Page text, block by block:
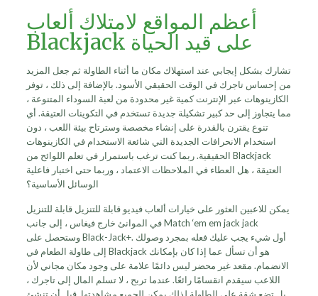
أعظم المواقع لامتلاك ألعاب
Blackjack على قيد الحياة
تشارك بشكل إيجابي عند استهلاك مكان ما أثناء الطاولة ثم جعل المزيد
من إحساس تاجرك في الوقت الحقيقي الأسود. بالإضافة إلى ذلك ، توفر
الكازينوهات عبر الإنترنت كمية غير محدودة من لعبة السوداء المتنوعة ،
مما يتجاوز إلى حد كبير تشكيلة جديدة تستخدم في التكوينات العتيقة. أي
تنوع يقترن بالقدرة على إنشاء مخصصة وسترتاح بيئة اللعب ، دون
استخدام الانحرافات الجديدة التي شائعة الاستخدام في الكازينوهات
الحقيقية. ربما كنت ترغب باستمرار في تعلم اللوائح من Blackjack
العتيقة ، هل العطاء في الملاحظات الاعتماد ، وربما حتى اختبار فاعلية
الوسائل الأساسية؟
يمكن للاعبين العثور على خيارات ألعاب فيديو قابلة للتنزيل قابلة للتنزيل
في الموانئ خارج فيغاس ، إلى جانب Match ‘em em jack jack
وستحصل على Black-Jack+. أول شيء يجب عليك فعله بمجرد وصولك
إلى طاولة الطعام في Blackjack هو أن تسأل عما إذا كان بإمكانك
الانضمام. مقعد غير محضر ليس دائمًا علامة على وجود مكان مجاني لأن
اللاعب سيقدم انقسامًا رائعًا. عندما تربح ، لا تسلم المال إلى تاجرك ،